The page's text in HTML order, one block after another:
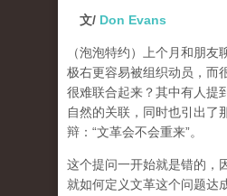
文/ Don Evans
（泡泡特约）
上个月和朋友
极右更容易被组织动员，而
很难联合起来？其中有人提
自然的关联，同时也引出了
辩：“文革会不会重来”。
这个提问一开始就是错的，
就如何定义文革这个问题达